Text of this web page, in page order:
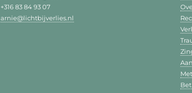
+316 83 84 93 07
arnie@lichtbijverlies.nl